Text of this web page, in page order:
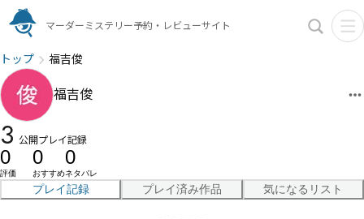
マーダーミステリー予約・レビューサイト
トップ 福吉俊
福吉俊
3 公開プレイ記録
0
評価
0
おすすめ
0
ネタバレ
プレイ記録 プレイ済み作品 気になるリスト